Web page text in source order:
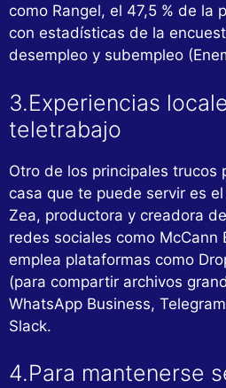
como Rangel, el 47,5 % de la
con estadísticas de la
desempleo y subempleo
3.Experiencias
teletrabajo
Otro de los principales trucos
casa que te puede servir es
Zea, productora y creadora
redes sociales como McCann
emplea plataformas como
(para compartir archivos
WhatsApp Business,
Slack.
4.Para mantenerse